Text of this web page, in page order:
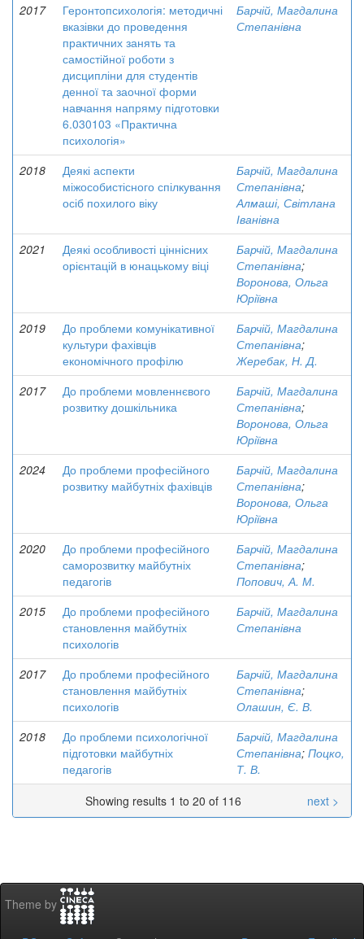
2017
Геронтопсихологія: методичні
вказівки до проведення
практичних занять та
самостійної роботи з
дисципліни для студентів
денної та заочної форми
навчання напряму підготовки
6.030103 «Практична
психологія»
Барчій, Магдалина
Степанівна
2018
Деякі аспекти
міжособистісного спілкування
осіб похилого віку
Барчій, Магдалина
Степанівна;
Алмаші, Світлана
Іванівна
2021
Деякі особливості ціннісних
орієнтацій в юнацькому віці
Барчій, Магдалина
Степанівна;
Воронова, Ольга
Юріївна
2019
До проблеми комунікативної
культури фахівців
економічного профілю
Барчій, Магдалина
Степанівна;
Жеребак, Н. Д.
2017
До проблеми мовленнєвого
розвитку дошкільника
Барчій, Магдалина
Степанівна;
Воронова, Ольга
Юріївна
2024
До проблеми професійного
розвитку майбутніх фахівців
Барчій, Магдалина
Степанівна;
Воронова, Ольга
Юріївна
2020
До проблеми професійного
саморозвитку майбутніх
педагогів
Барчій, Магдалина
Степанівна;
Попович, А. М.
2015
До проблеми професійного
становлення майбутніх
психологів
Барчій, Магдалина
Степанівна
2017
До проблеми професійного
становлення майбутніх
психологів
Барчій, Магдалина
Степанівна;
Олашин, Є. В.
2018
До проблеми психологічної
підготовки майбутніх
педагогів
Барчій, Магдалина
Степанівна; Поцко,
Т. В.
Showing results 1 to 20 of 116
next >
Theme by